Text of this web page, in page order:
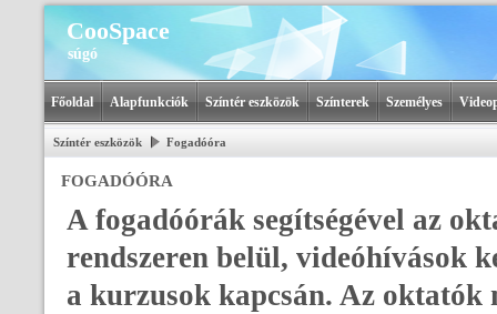
CooSpace
súgó
Főoldal Alapfunkciók Színtér eszközök Színterek Személyes
Színtér eszközök Fogadóóra
FOGADÓÓRA
A fogadóórák segítségével az
rendszeren belül, videóhívások
a kurzusok kapcsán. Az